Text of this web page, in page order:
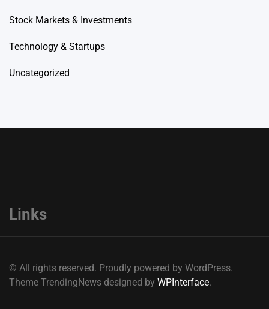
Stock Markets & Investments
Technology & Startups
Uncategorized
Links
© All rights reserved. Proudly powered by WordPress.
Theme TrendingNews designed by WPInterface.